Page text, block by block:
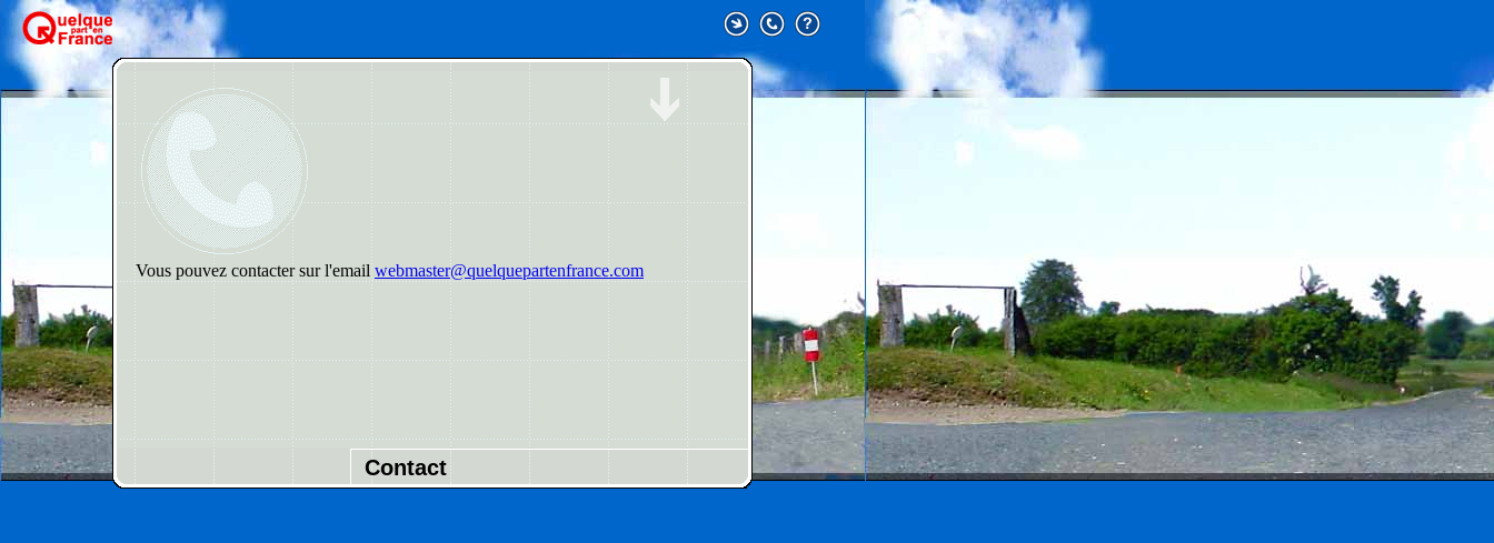
Vous pouvez contacter sur l'emailwebmaster@quelquepartenfrance.com
Contact